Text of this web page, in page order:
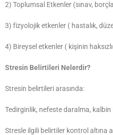
2) Toplumsal Etkenler (sınav,
3) fizyolojik etkenler ( hastalık,
4) Bireysel etkenler ( kişinin
Stresin Belirtileri Nelerdir?
Stresin belirtileri arasında:
Tedirginlik, nefeste daralma, kalbin
Stresle ilgili belirtiler kontrol altına